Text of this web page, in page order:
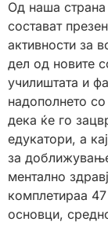
Од наша
состават
активности за
дел од новите
училиштата и
надополнето
дека ќе го
едукатори, а
за
ментално
комплетираа
основци,